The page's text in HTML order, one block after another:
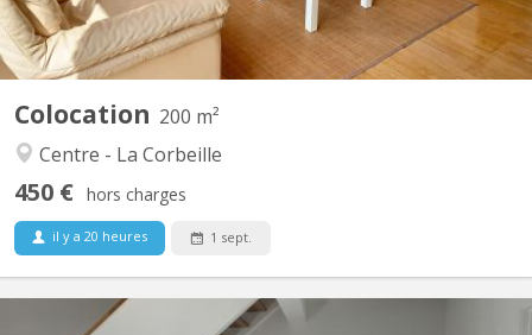
Colocation 200 m²
Centre - La Corbeille
450 € hors charges
il y a 20 heures 1 sept.